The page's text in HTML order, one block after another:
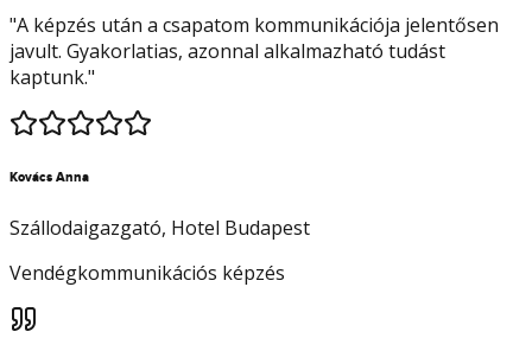
"A képzés után a csapatom kommunikációja jelentősen
javult. Gyakorlatias, azonnal alkalmazható tudást
kaptunk."
Kovács Anna
Szállodaigazgató, Hotel Budapest
Vendégkommunikációs képzés